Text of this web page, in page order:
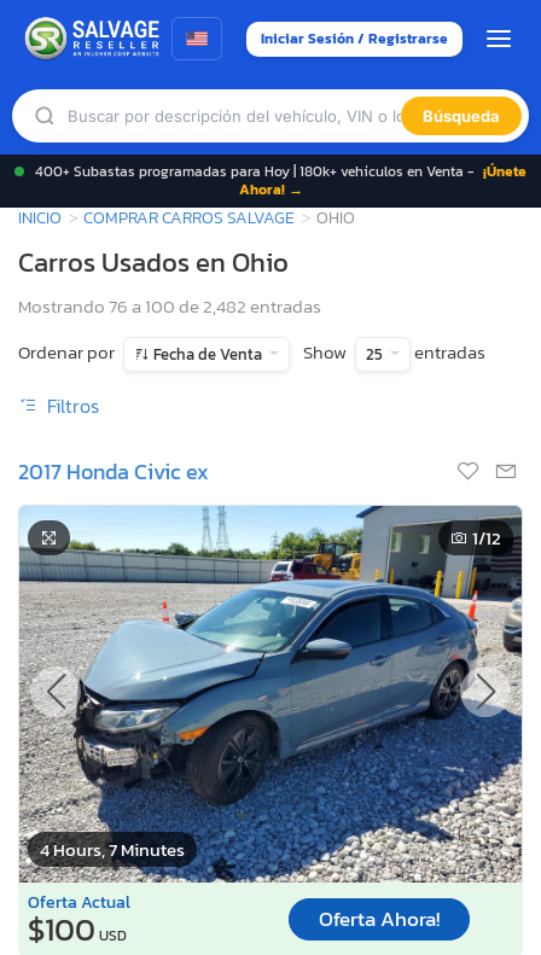
Iniciar Sesión / Registrarse
Búsqueda
400+ Subastas programadas para Hoy | 180k+ vehículos en Venta - ¡Únete
Ahora! →
INICIO COMPRAR CARROS SALVAGE OHIO
Carros Usados en Ohio
Mostrando 76 a 100 de 2,482 entradas
Ordenar por
Fecha de Venta Show 25 entradas
Filtros
2017 Honda Civic ex
4 Hours, 7 Minutes
1/12
Oferta Actual
$100 USD
Oferta Ahora!